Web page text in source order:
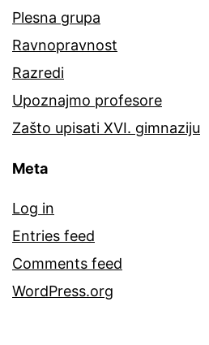
Plesna grupa
Ravnopravnost
Razredi
Upoznajmo profesore
Zašto upisati XVI. gimnaziju
Meta
Log in
Entries feed
Comments feed
WordPress.org